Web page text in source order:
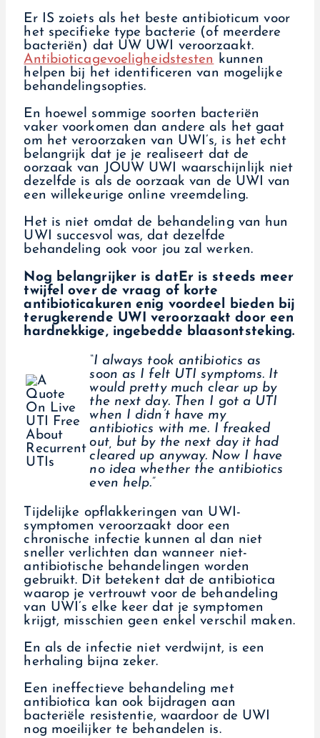
Er IS zoiets als het beste antibioticum voor
het specifieke type bacterie (of meerdere
bacteriën) dat UW UWI veroorzaakt.
Antibioticagevoeligheidstesten kunnen
helpen bij het identificeren van mogelijke
behandelingsopties.
En hoewel sommige soorten bacteriën
vaker voorkomen dan andere als het gaat
om het veroorzaken van UWI’s, is het echt
belangrijk dat je je realiseert dat de
oorzaak van JOUW UWI waarschijnlijk niet
dezelfde is als de oorzaak van de UWI van
een willekeurige online vreemdeling.
Het is niet omdat de behandeling van hun
UWI succesvol was, dat dezelfde
behandeling ook voor jou zal werken.
Nog belangrijker is dat Er is steeds meer
twijfel over de vraag of korte
antibioticakuren enig voordeel bieden bij
terugkerende UWI veroorzaakt door een
hardnekkige, ingebedde blaasontsteking.
“I always took antibiotics as
soon as I felt UTI symptoms. It
would pretty much clear up by
the next day. Then I got a UTI
when I didn’t have my
antibiotics with me. I freaked
out, but by the next day it had
cleared up anyway. Now I have
no idea whether the antibiotics
even help.”
Tijdelijke opflakkeringen van UWI-
symptomen veroorzaakt door een
chronische infectie kunnen al dan niet
sneller verlichten dan wanneer niet-
antibiotische behandelingen worden
gebruikt. Dit betekent dat de antibiotica
waarop je vertrouwt voor de behandeling
van UWI’s elke keer dat je symptomen
krijgt, misschien geen enkel verschil maken.
En als de infectie niet verdwijnt, is een
herhaling bijna zeker.
Een ineffectieve behandeling met
antibiotica kan ook bijdragen aan
bacteriële resistentie, waardoor de UWI
nog moeilijker te behandelen is.